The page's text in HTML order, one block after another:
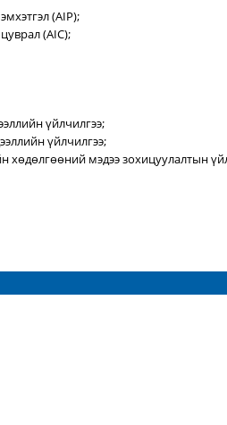
(AIP);
(AIC);
үйлчилгээ;
үйлчилгээ;
хөдөлгөөний мэдээ зохицуулалтын